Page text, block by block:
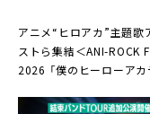
17.changing
18.キミの記憶
19.Time To
20.Deep
アニメ“ヒロアカ”主題歌
ストら集結＜ANI-ROCK
2026 「僕のヒーローア